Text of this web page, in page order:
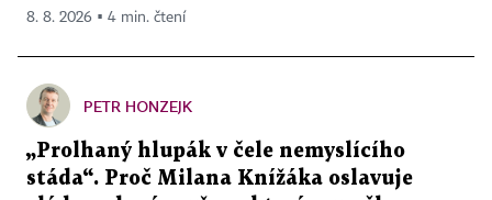
8. 8. 2026 ▪ 4 min. čtení
PETR HONZEJK
„Prolhaný hlupák v čele nemyslícího
stáda“. Proč Milana Knížáka oslavuje